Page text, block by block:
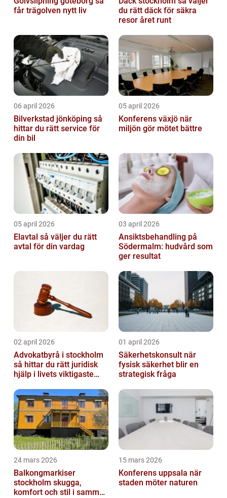
får trägolven nytt liv
du rätt däck för säkra
resor året runt
06 april 2026
Bilverkstad jönköping så
hittar du rätt service för
din bil
05 april 2026
Konferens växjö när
miljön gör mötet bättre
05 april 2026
Elavtal så väljer du rätt
avtal för din vardag
03 april 2026
Ansiktsbehandling på
Södermalm: hudvård som
ger resultat
02 april 2026
Advokatbyrå i stockholm
så hittar du rätt juridisk
hjälp i livets viktigaste
01 april 2026
Säkerhetskonsult när
fysisk säkerhet blir en
strategisk fråga
24 mars 2026
Balkongmarkiser
stockholm skugga,
komfort och stil i samma
15 mars 2026
Konferens uppsala när
staden möter naturen